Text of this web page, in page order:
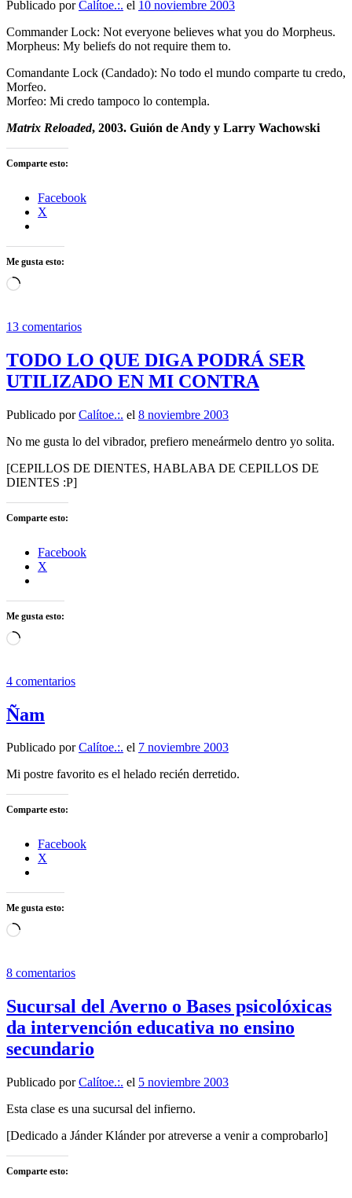
Publicado porCalítoe.:. el 10 noviembre 2003
Commander Lock: Not everyone believes what you do Morpheus.
Morpheus: My beliefs do not require them to.
Comandante Lock (Candado): No todo el mundo comparte tu credo,
Morfeo.
Morfeo: Mi credo tampoco lo contempla.
Matrix Reloaded, 2003. Guión de Andy y Larry Wachowski
Comparte esto:
Facebook
X
Me gusta esto:
Cargando...
13 comentarios
TODO LO QUE DIGA PODRÁ SER
UTILIZADO EN MI CONTRA
Publicado porCalítoe.:. el 8 noviembre 2003
No me gusta lo del vibrador, prefiero meneármelo dentro yo solita.
[CEPILLOS DE DIENTES, HABLABA DE CEPILLOS DE
DIENTES :P]
Comparte esto:
Facebook
X
Me gusta esto:
Cargando...
4 comentarios
Ñam
Publicado porCalítoe.:. el 7 noviembre 2003
Mi postre favorito es el helado recién derretido.
Comparte esto:
Facebook
X
Me gusta esto:
Cargando...
8 comentarios
Sucursal del Averno o Bases psicolóxicas
da intervención educativa no ensino
secundario
Publicado porCalítoe.:. el 5 noviembre 2003
Esta clase es una sucursal del infierno.
[Dedicado a Jánder Klánder por atreverse a venir a comprobarlo]
Comparte esto: